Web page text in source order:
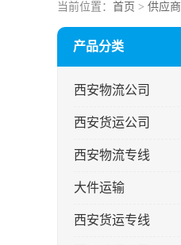
当前位置： 首页 > 供应
产品分类
西安物流公司
西安货运公司
西安物流专线
大件运输
西安货运专线